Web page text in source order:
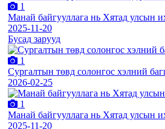
1
Манай байгууллага нь Хятад улсын
2025-11-20
Бусад зарууд
1
Сургалтын төвд солонгос хэлний
2026-02-25
1
Манай байгууллага нь Хятад улсын
2025-11-20